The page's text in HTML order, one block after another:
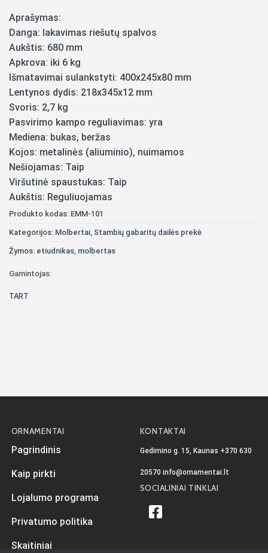
Aprašymas:
Danga: lakavimas riešutų spalvos
Aukštis: 680 mm
Apkrova: iki 6 kg
Išmatavimai sulankstyti: 400х245х80 mm
Lentynos dydis: 218х345х12 mm
Svoris: 2,7 kg
Pasvirimo kampo reguliavimas: yra
Mediena: bukas, beržas
Kojos: metalinės (aliuminio), nuimamos
Nešiojamas: Taip
Viršutinė spaustukas: Taip
Aukštis: Reguliuojamas
Produkto kodas: EMM-101
Kategorijos: Molbertai, Stambių gabaritų dailės prekė
Žymos: etiudnikas, molbertas
Gamintojas:
TART
ORNAMENTAI
Pagrindinis
Kaip pirkti
Lojalumo programa
Privatumo politika
Skaitiniai
KONTAKTAI
Gedimino g. 15, Kaunas +370 630
20570 info@ornamentai.lt
SOCIALINIAI TINKLAI